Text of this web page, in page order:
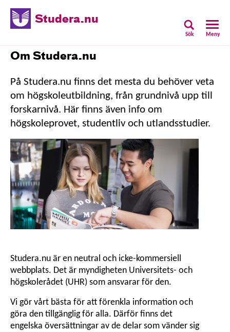
Studera.nu
Sök Meny
Om Studera.nu
På Studera.nu finns det mesta du behöver veta
om högskoleutbildning, från grundnivå upp till
forskarnivå. Här finns även info om
högskoleprovet, studentliv och utlandsstudier.
Studera.nu är en neutral och icke-kommersiell
webbplats. Det är myndigheten Universitets- och
högskolerådet (UHR) som ansvarar för den.
Vi gör vårt bästa för att förenkla information och
göra den tillgänglig för alla. Därför finns det
engelska översättningar av de delar som vänder sig